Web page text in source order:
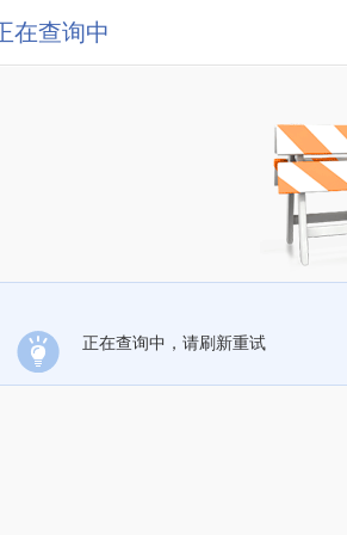
在查询中
正在查询中，请刷新重试